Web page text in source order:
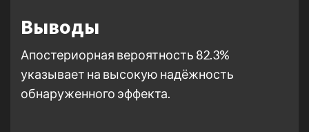
Выводы
Апостериорная вероятность 82.3%
указывает на высокую надёжность
обнаруженного эффекта.